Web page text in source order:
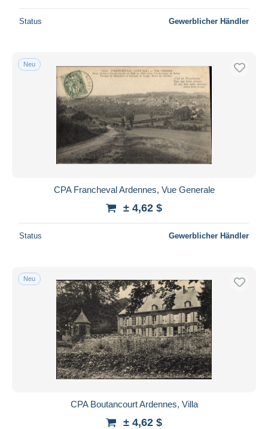
Status Gewerblicher Händler
Neu
CPA Francheval Ardennes, Vue Generale
± 4,62 $
Status Gewerblicher Händler
Neu
CPA Boutancourt Ardennes, Villa
± 4,62 $